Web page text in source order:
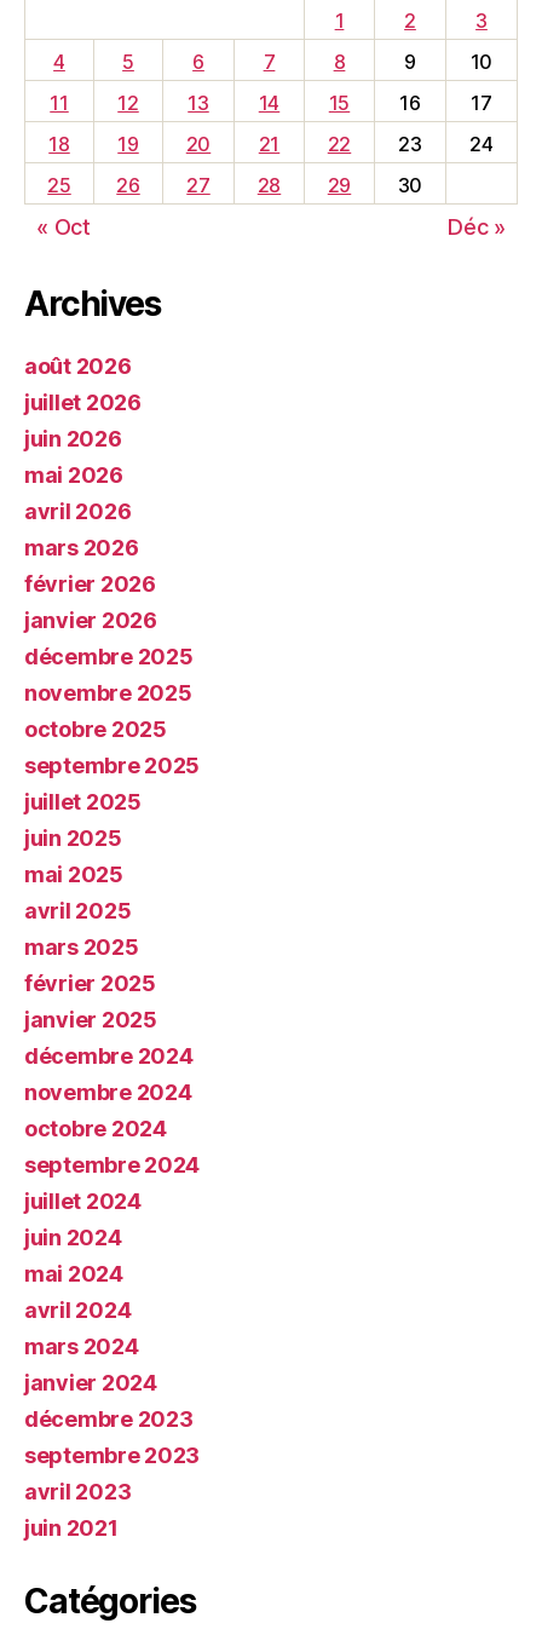
1
2
3
4
5 6 7 8 9
10
11
12 13 14 15 16
17
18
19 20 21 22 23
24
25
26 27 28 29 30
« Oct Déc »
Archives
août 2026
juillet 2026
juin 2026
mai 2026
avril 2026
mars 2026
février 2026
janvier 2026
décembre 2025
novembre 2025
octobre 2025
septembre 2025
juillet 2025
juin 2025
mai 2025
avril 2025
mars 2025
février 2025
janvier 2025
décembre 2024
novembre 2024
octobre 2024
septembre 2024
juillet 2024
juin 2024
mai 2024
avril 2024
mars 2024
janvier 2024
décembre 2023
septembre 2023
avril 2023
juin 2021
Catégories